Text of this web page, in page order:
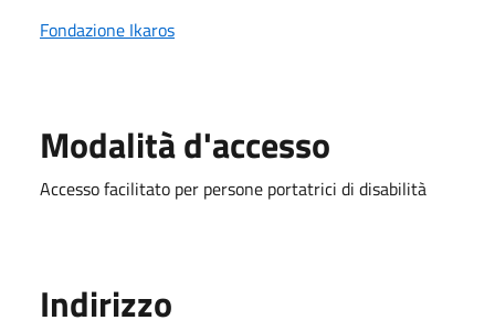
Fondazione Ikaros
Modalità d'accesso
Accesso facilitato per persone portatrici di disabilità
Indirizzo